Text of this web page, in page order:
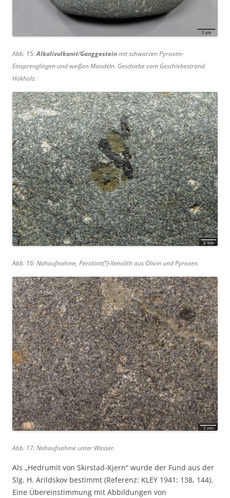
Abb. 15:Alkalivulkanit/Ganggesteinmit schwarzen Pyroxen-
Einsprenglingen und weißen Mandeln. Geschiebe vom Geschiebestrand
Hökholz.
Abb. 16: Nahaufnahme, Peridotit(?)-Xenolith aus Olivin und Pyroxen.
Abb. 17: Nahaufnahme unter Wasser.
Als „Hedrumit von Skirstad-Kjern“ wurde der Fund aus der
Slg. H. Arildskov bestimmt (Referenz: KLEY 1941: 138, 144).
Eine Übereinstimmung mit Abbildungen von